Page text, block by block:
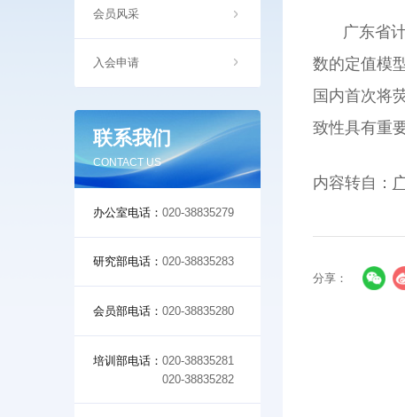
会员风采
入会申请
联系我们
CONTACT US
办公室电话： 020-38835279
研究部电话： 020-38835283
会员部电话： 020-38835280
培训部电话： 020-38835281
020-38835282
广东省
数的定值模
国内首次将
致性具有重
内容转自：
分享：